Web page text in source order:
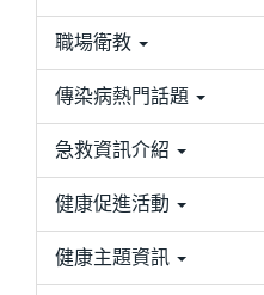
職場衛教
傳染病熱門話題
急救資訊介紹
健康促進活動
健康主題資訊